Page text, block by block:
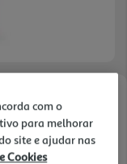
com o
para melhorar
site e ajudar nas
Cookies